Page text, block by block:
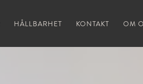
HÅLLBARHET KONTAKT OM